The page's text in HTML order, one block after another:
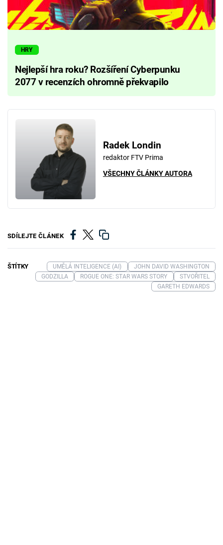
HRY
Nejlepší hra roku? Rozšíření Cyberpunku
2077 v recenzích ohromně překvapilo
Radek Londin
redaktor FTV Prima
VŠECHNY ČLÁNKY AUTORA
SDÍLEJTE ČLÁNEK
ŠTÍTKY UMĚLÁ INTELIGENCE (AI)
JOHN DAVID WASHINGTON
GODZILLA
ROGUE ONE: STAR WARS STORY
STVOŘITEL
GARETH EDWARDS